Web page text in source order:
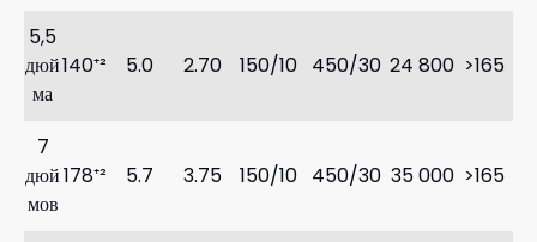
5,5
дюй
ма
140⁺² 5.0 2.70 150/10 450/30 24 800 >165
7
дюй
мов
178⁺² 5.7 3.75 150/10 450/30 35 000 >165